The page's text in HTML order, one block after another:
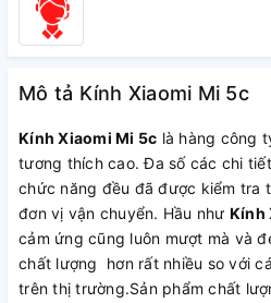
Mô tả Kính Xiaomi Mi 5c
Kính Xiaomi Mi 5c là hàng công
tương thích cao. Đa số các chi
chức năng đều đã được kiểm tra
đơn vị vận chuyển. Hầu như Kính
cảm ứng cũng luôn mượt mà và
chất lượng hơn rất nhiều so với
trên thị trường.Sản phẩm chất